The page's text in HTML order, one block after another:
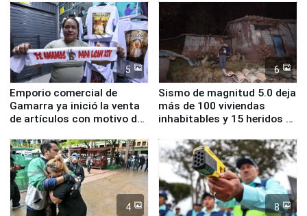
educación, salud y empleo
5
Emporio comercial de
Gamarra ya inició la venta
de artículos con motivo de
6
Sismo de magnitud 5.0 deja
más de 100 viviendas
inhabitables y 15 heridos en
4 8